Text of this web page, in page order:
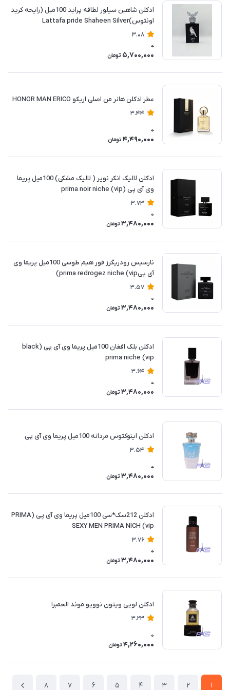
ادکلن شاهین سیلور لطافه پراید 100میل (رایحه کرید
اونتوس)Lattafa pride Shaheen Silver
3.08
0
5,700,000 تومان
عطر ادکلن هانر من اصلی اریکو HONOR MAN ERICO
3.44
0
4,490,000 تومان
ادکلن لالیک انکر نویر ( لالیک مشکی) 100میل پریما
وی آی پی (prima noir niche (vip
3.73
0
3,480,000 تومان
نارسیس رودریگرز فور هیم طوسی 100میل پریما وی
آی پیprima redrogez niche (vip)
3.57
0
3,480,000 تومان
ادکلن بلک افغان 100میل پریما وی آی پی (black
prima niche (vip
3.64
0
3,480,000 تومان
ادکلن اینوکتوس مردانه 100میل پریما وی آی پی
3.54
0
3,480,000 تومان
ادکلن 212سک*سی 100میل پریما وی آی پی (PRIMA
SEXY MEN PRIMA NICH (vip
3.76
0
3,480,000 تومان
ادکلن لویی ویتون نوویو موند الحمبرا
3.23
0
4,260,000 تومان
1
2
3
4
5
6
7
8